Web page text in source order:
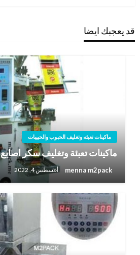
قد يعجبك ايضا
ماكينات تعبئه وتغليف الحبوب والحبيبات
ماكينات تعبئة وتغليف سكر اصابع
menna m2pack أغسطس 4, 2022